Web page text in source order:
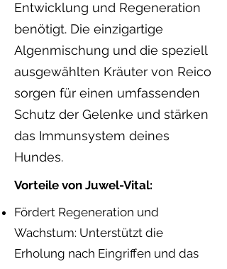
Entwicklung und Regeneration
benötigt. Die einzigartige
Algenmischung und die speziell
ausgewählten Kräuter von Reico
sorgen für einen umfassenden
Schutz der Gelenke und stärken
das Immunsystem deines
Hundes.
Vorteile von Juwel-Vital:
Fördert Regeneration und
Wachstum: Unterstützt die
Erholung nach Eingriffen und das